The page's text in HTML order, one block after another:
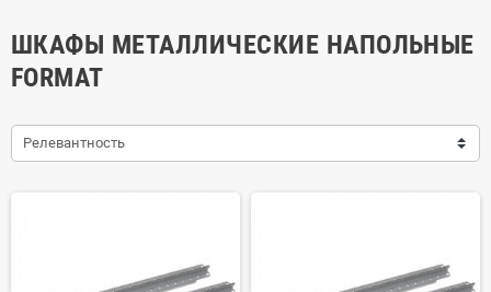
ШКАФЫ МЕТАЛЛИЧЕСКИЕ НАПОЛЬНЫЕ
FORMAT
Релевантность